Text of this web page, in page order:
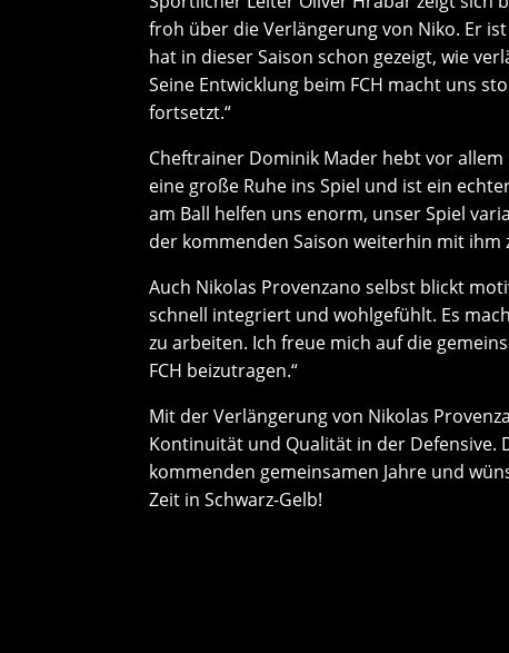
froh über die Verlängerung von Niko. Er
hat in dieser Saison schon gezeigt, wie
Seine Entwicklung beim FCH macht uns
fortsetzt.“
Cheftrainer Dominik Mader hebt vor
eine große Ruhe ins Spiel und ist ein
am Ball helfen uns enorm, unser Spiel
der kommenden Saison weiterhin mit ihm
Auch Nikolas Provenzano selbst blickt
schnell integriert und wohlgefühlt. Es
zu arbeiten. Ich freue mich auf die
FCH beizutragen.“
Mit der Verlängerung von Nikolas
Kontinuität und Qualität in der Defensive.
kommenden gemeinsamen Jahre und
Zeit in Schwarz-Gelb!